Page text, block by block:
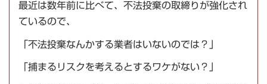
最近は数年前に比べて、不法投棄の取締りが強化され
ているので、
「不法投棄なんかする業者はいないのでは？」
「捕まるリスクを考えるとするワケがない？」